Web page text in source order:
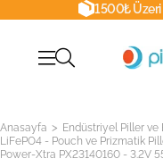
1500₺ Üzeri
Anasayfa > Endüstriyel Piller ve
LiFePO4 - Pouch ve Prizmatik
Power-Xtra PX23140160 - 3.2V